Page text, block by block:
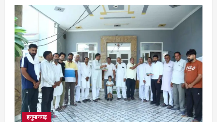
हनुमानगढ़